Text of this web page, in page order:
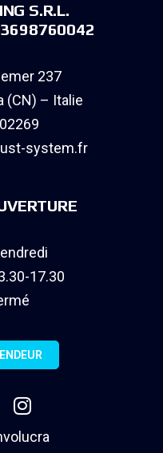
S.R.L.
237
(CN) – Italie
system.fr
17.30